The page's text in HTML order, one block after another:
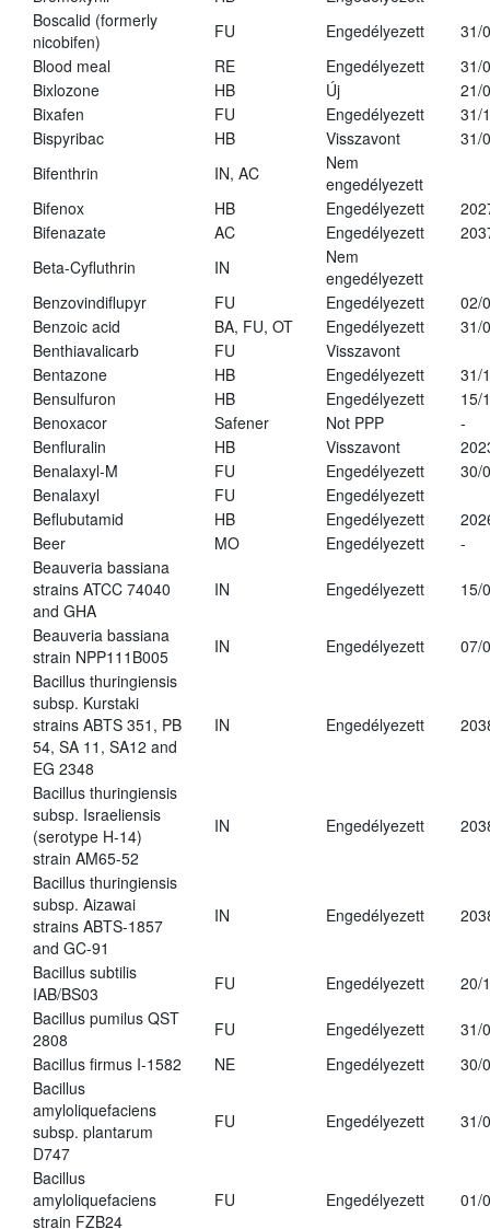
Boscalid (formerly
nicobifen)
FU Engedélyezett
31/
Blood meal
RE Engedélyezett
31/
Bixlozone
HB Új
21/
Bixafen
FU Engedélyezett
31/
Bispyribac
HB Visszavont
31/
Bifenthrin
IN, AC
Nem
engedélyezett
Bifenox
HB Engedélyezett
Bifenazate
AC Engedélyezett
Beta-Cyfluthrin
IN
Nem
engedélyezett
Benzovindiflupyr
FU Engedélyezett
02/
Benzoic acid
BA, FU, OT Engedélyezett
31/
Benthiavalicarb
FU
Visszavont
Bentazone
HB Engedélyezett
31/
Bensulfuron
HB Engedélyezett
15/
Benoxacor
Safener Not PPP
-
Benfluralin
HB Visszavont
Benalaxyl-M
FU Engedélyezett
30/
Benalaxyl
FU
Engedélyezett
Beflubutamid
HB Engedélyezett
Beer
MO Engedélyezett
-
Beauveria bassiana
strains ATCC 74040
and GHA
IN Engedélyezett 15/
Beauveria bassiana
strain NPP111B005
IN Engedélyezett
07/
Bacillus thuringiensis
subsp. Kurstaki
strains ABTS 351, PB
54, SA 11, SA12 and
EG 2348
IN Engedélyezett
Bacillus thuringiensis
subsp. Israeliensis
(serotype H-14)
strain AM65-52
IN Engedélyezett
Bacillus thuringiensis
subsp. Aizawai
strains ABTS-1857
and GC-91
IN Engedélyezett
Bacillus subtilis
IAB/BS03
FU Engedélyezett
20/
Bacillus pumilus QST
2808
FU Engedélyezett
31/
Bacillus firmus I-1582
NE Engedélyezett
30/
Bacillus
amyloliquefaciens
subsp. plantarum
D747
FU Engedélyezett 31/
Bacillus
amyloliquefaciens
strain FZB24
FU Engedélyezett 01/